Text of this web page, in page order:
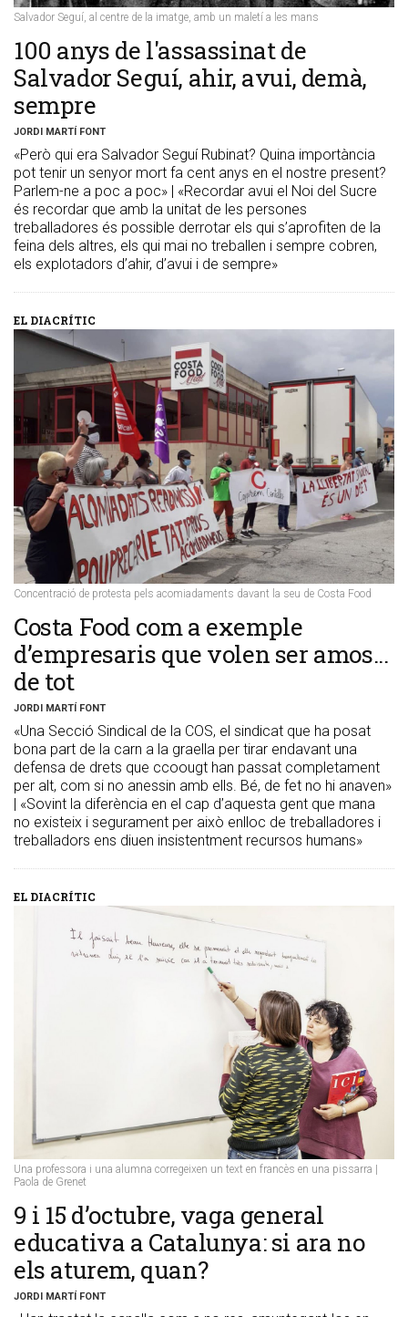
Salvador Seguí, al centre de la imatge, amb un maletí a les mans
​100 anys de l'assassinat de
Salvador Seguí, ahir, avui, demà,
sempre
JORDI MARTÍ FONT
«Però qui era Salvador Seguí Rubinat? Quina importància
pot tenir un senyor mort fa cent anys en el nostre present?
Parlem-ne a poc a poc» | «Recordar avui el Noi del Sucre
és recordar que amb la unitat de les persones
treballadores és possible derrotar els qui s’aprofiten de la
feina dels altres, els qui mai no treballen i sempre cobren,
els explotadors d’ahir, d’avui i de sempre»
EL DIACRÍTIC
Concentració de protesta pels acomiadaments davant la seu de Costa Food
​Costa Food com a exemple
d’empresaris que volen ser amos...
de tot
JORDI MARTÍ FONT
«Una Secció Sindical de la COS, el sindicat que ha posat
bona part de la carn a la graella per tirar endavant una
defensa de drets que ccoougt han passat completament
per alt, com si no anessin amb ells. Bé, de fet no hi anaven»
| «Sovint la diferència en el cap d’aquesta gent que mana
no existeix i segurament per això enlloc de treballadores i
treballadors ens diuen insistentment recursos humans»
EL DIACRÍTIC
Una professora i una alumna corregeixen un text en francès en una pissarra |
Paola de Grenet
​9 i 15 d’octubre, vaga general
educativa a Catalunya: si ara no
els aturem, quan?
JORDI MARTÍ FONT